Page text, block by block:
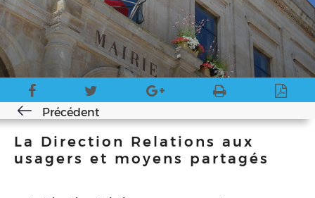
Précédent
La Direction Relations aux
usagers et moyens partagés